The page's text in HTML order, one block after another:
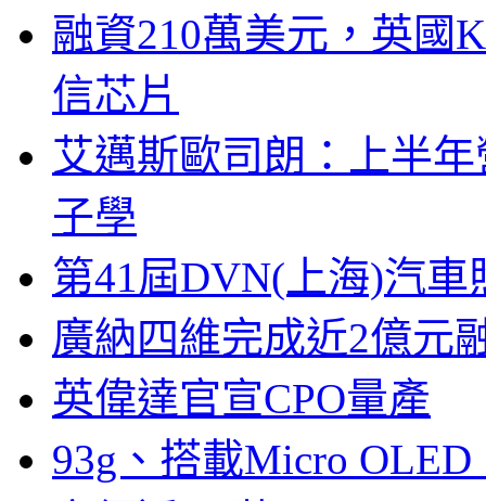
融資210萬美元，英國
信芯片
艾邁斯歐司朗：上半
子學
第41屆DVN(上海)汽
廣納四維完成近2億元
英偉達官宣CPO量產
93g、搭載Micro